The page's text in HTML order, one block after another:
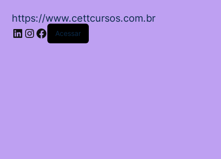
https://www.cettcursos.com.br
LinkedIn
Instagram
Facebook
Acessar